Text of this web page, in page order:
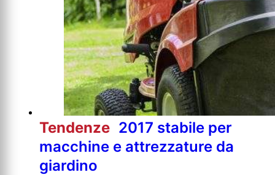
Tendenze 2017 stabile per
macchine e attrezzature da
giardino